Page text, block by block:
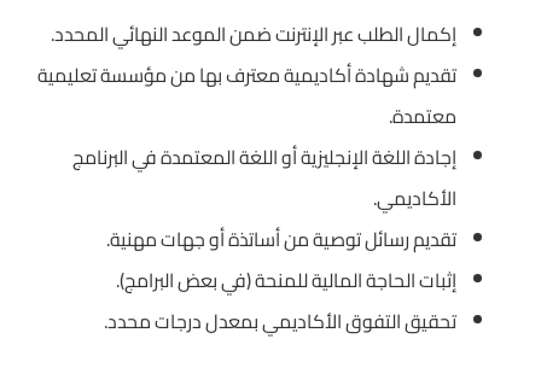
إكمال الطلب عبر الإنترنت ضمن الموعد النهائي المحدد.
تقديم شهادة أكاديمية معترف بها من مؤسسة تعليمية
معتمدة.
إجادة اللغة الإنجليزية أو اللغة المعتمدة في البرنامج
الأكاديمي.
تقديم رسائل توصية من أساتذة أو جهات مهنية.
إثبات الحاجة المالية للمنحة (في بعض البرامج).
تحقيق التفوق الأكاديمي بمعدل درجات محدد.